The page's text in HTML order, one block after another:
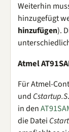
Weiterhin
hinzugefügt
hinzufügen).
Atmel
Für Atmel-
und Cstartup.S
in den
die Datei